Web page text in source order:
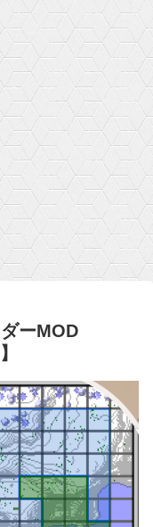
ーMOD